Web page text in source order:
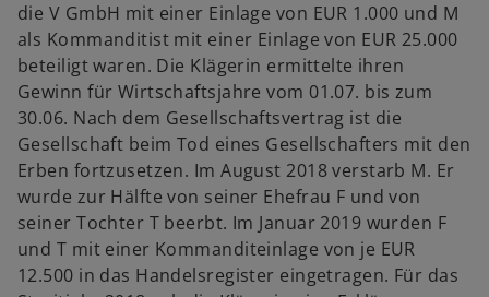
die V GmbH mit einer Einlage von EUR 1.000 und M
als Kommanditist mit einer Einlage von EUR 25.000
beteiligt waren. Die Klägerin ermittelte ihren
Gewinn für Wirtschaftsjahre vom 01.07. bis zum
30.06. Nach dem Gesellschaftsvertrag ist die
Gesellschaft beim Tod eines Gesellschafters mit den
Erben fortzusetzen. Im August 2018 verstarb M. Er
wurde zur Hälfte von seiner Ehefrau F und von
seiner Tochter T beerbt. Im Januar 2019 wurden F
und T mit einer Kommanditeinlage von je EUR
12.500 in das Handelsregister eingetragen. Für das